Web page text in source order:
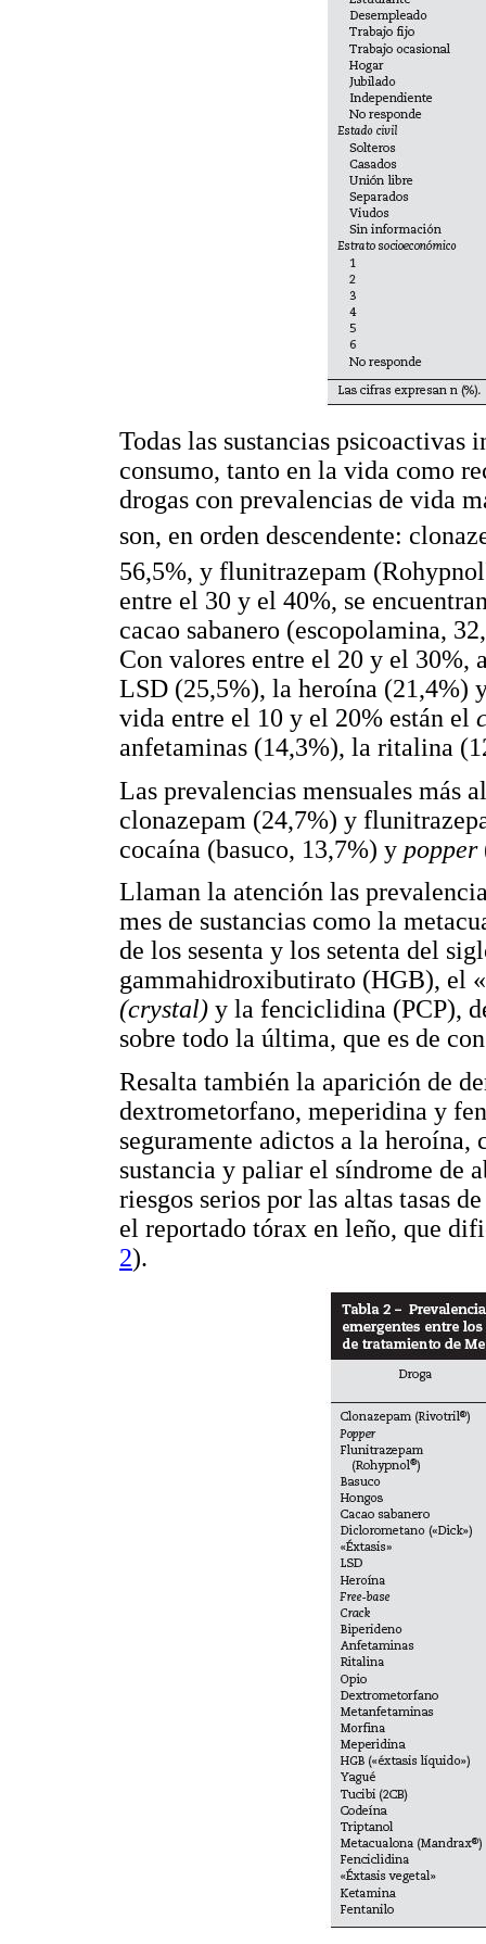
Todas las sustancias psicoactivas
consumo, tanto en la vida como
drogas con prevalencias de vida
son, en orden descendente:
56,5%, y flunitrazepam (Rohypnol
entre el 30 y el 40%, se
cacao sabanero (escopolamina,
Con valores entre el 20 y el 30%,
LSD (25,5%), la heroína (21,4%)
vida entre el 10 y el 20% están el
anfetaminas (14,3%), la ritalina
Las prevalencias mensuales más
clonazepam (24,7%) y
cocaína (basuco, 13,7%) y popper
Llaman la atención las
mes de sustancias como la
de los sesenta y los setenta del
gammahidroxibutirato (HGB), el
(crystal) y la fenciclidina (PCP),
sobre todo la última, que es de
Resalta también la aparición de
dextrometorfano, meperidina y
seguramente adictos a la heroína,
sustancia y paliar el síndrome de
riesgos serios por las altas tasas
el reportado tórax en leño, que
2).